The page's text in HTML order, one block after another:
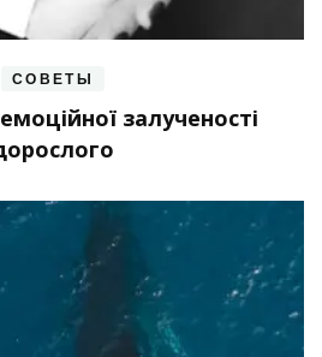
СОВЕТЫ
залученості